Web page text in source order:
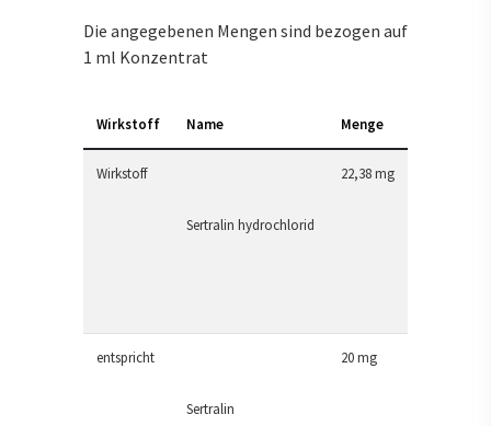
Die angegebenen Mengen sind bezogen auf
1 ml Konzentrat
Wirkstoff Name Menge
Wirkstoff
Sertralin hydrochlorid
22,38 mg
entspricht
Sertralin
20 mg